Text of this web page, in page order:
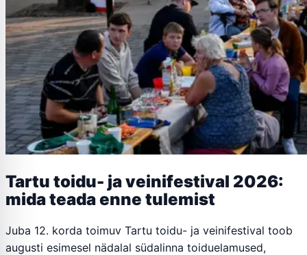
Tartu toidu- ja veinifestival 2026:
mida teada enne tulemist
Juba 12. korda toimuv Tartu toidu- ja veinifestival toob
augusti esimesel nädalal südalinna toiduelamused,